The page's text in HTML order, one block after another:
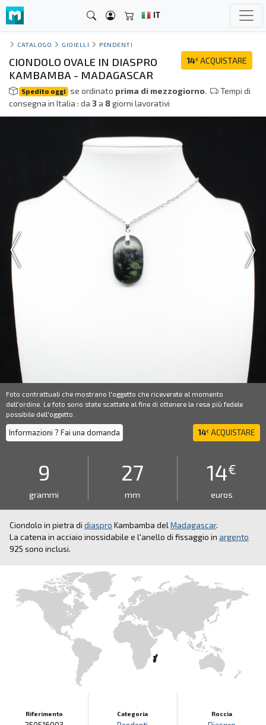
IT
CATALOGO GIOIELLI PENDENTI
14€ ACQUISTARE
CIONDOLO OVALE IN DIASPRO
KAMBAMBA - MADAGASCAR
Spedito oggi se ordinato prima di mezzogiorno.
Tempi di
consegna in Italia : da 3a 8giorni lavorativi
Foto contrattuali che mostrano l'oggetto che riceverete al momento
dell'ordine. Le foto sono state scattate al fine di ottenere la resa più fedele
possibile dell'oggetto.
Informazioni ? Fai una domanda 14€ ACQUISTARE
9
grammi
27
mm
14€
euros
Ciondolo in pietra di diaspro Kambamba del Madagascar.
La catena in acciaio inossidabile e l'anello di fissaggio in argento
925 sono inclusi.
Riferimento Categoria Roccia